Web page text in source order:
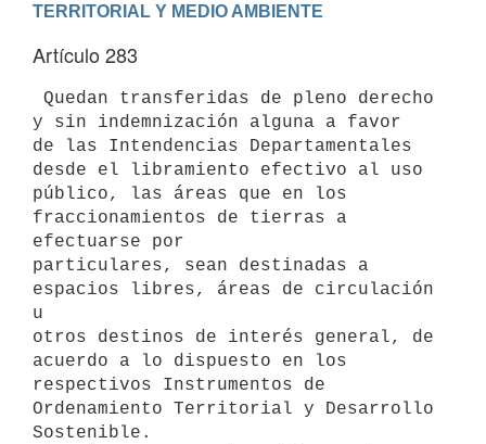
TERRITORIAL Y MEDIO AMBIENTE
Artículo 283
y sin indemnización alguna a favor
de las Intendencias Departamentales
desde el libramiento efectivo al uso
público, las áreas que en los
fraccionamientos de tierras a
efectuarse por
particulares, sean destinadas a
espacios libres, áreas de circulación
u
otros destinos de interés general, de
acuerdo a lo dispuesto en los
respectivos Instrumentos de
Ordenamiento Territorial y Desarrollo
Sostenible.